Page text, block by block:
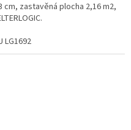
cm, zastavěná plocha 2,16 m2,
LG1692